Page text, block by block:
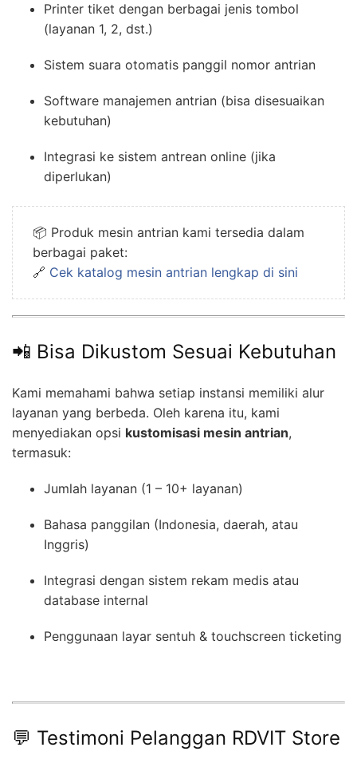
Printer tiket dengan berbagai jenis tombol
(layanan 1, 2, dst.)
Sistem suara otomatis panggil nomor antrian
Software manajemen antrian (bisa disesuaikan
kebutuhan)
Integrasi ke sistem antrean online (jika
diperlukan)
📦 Produk mesin antrian kami tersedia dalam
berbagai paket:
🔗 Cek katalog mesin antrian lengkap di sini
📲 Bisa Dikustom Sesuai Kebutuhan
Kami memahami bahwa setiap instansi memiliki alur
layanan yang berbeda. Oleh karena itu, kami
menyediakan opsi kustomisasi mesin antrian,
termasuk:
Jumlah layanan (1 – 10+ layanan)
Bahasa panggilan (Indonesia, daerah, atau
Inggris)
Integrasi dengan sistem rekam medis atau
database internal
Penggunaan layar sentuh & touchscreen ticketing
💬 Testimoni Pelanggan RDVIT Store